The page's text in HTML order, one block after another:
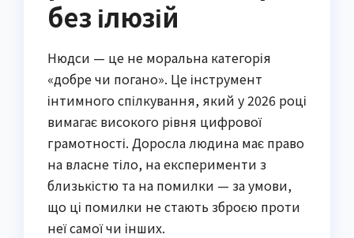
без ілюзій
Нюдси — це не моральна категорія
«добре чи погано». Це інструмент
інтимного спілкування, який у 2026 році
вимагає високого рівня цифрової
грамотності. Доросла людина має право
на власне тіло, на експерименти з
близькістю та на помилки — за умови,
що ці помилки не стають зброєю проти
неї самої чи інших.